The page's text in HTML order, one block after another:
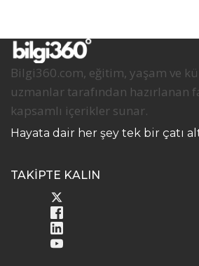
Bilgi360.com, eğitim, yaşam ve
uzmanlar tarafından hazırlanan
kapsamlı içerikler sunar.
Hayata dair her şey tek bir çatı
TAKİPTE KALIN